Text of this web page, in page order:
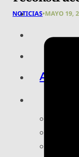
ARTE,
NOTICIAS•MAYO 19,